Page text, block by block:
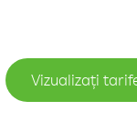
Vizualizați